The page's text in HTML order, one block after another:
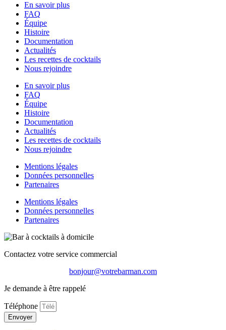
En savoir plus
FAQ
Équipe
Histoire
Documentation
Actualités
Les recettes de cocktails
Nous rejoindre
En savoir plus
FAQ
Équipe
Histoire
Documentation
Actualités
Les recettes de cocktails
Nous rejoindre
Mentions légales
Données personnelles
Partenaires
Mentions légales
Données personnelles
Partenaires
Contactez votre service commercial
bonjour@votrebarman.com
Je demande à être rappelé
Téléphone
Envoyer